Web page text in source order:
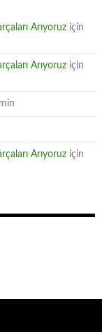
Arıyoruz için
Arıyoruz için
Arıyoruz için